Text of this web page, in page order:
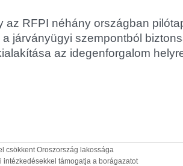
az RFPI néhány országban
járványügyi szempontból
az idegenforgalom
csökkent Oroszország lakossága
intézkedésekkel támogatja a borágazatot